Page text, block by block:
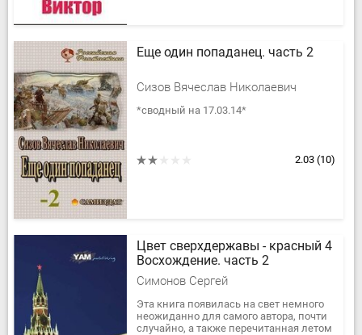
Eще один попаданец. часть 2
Сизов Вячеслав Николаевич
*сводный на 17.03.14*
2.03 (10)
Цвет сверхдержавы - красный 4
Восхождение. часть 2
Симонов Сергей
Эта книга появилась на свет немного
неожиданно для самого автора, почти
случайно, а также перечитанная летом